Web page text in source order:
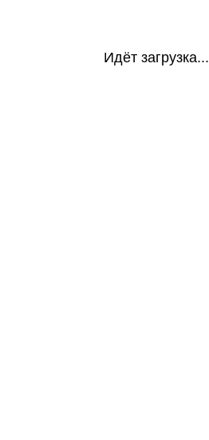
Идёт загрузка...